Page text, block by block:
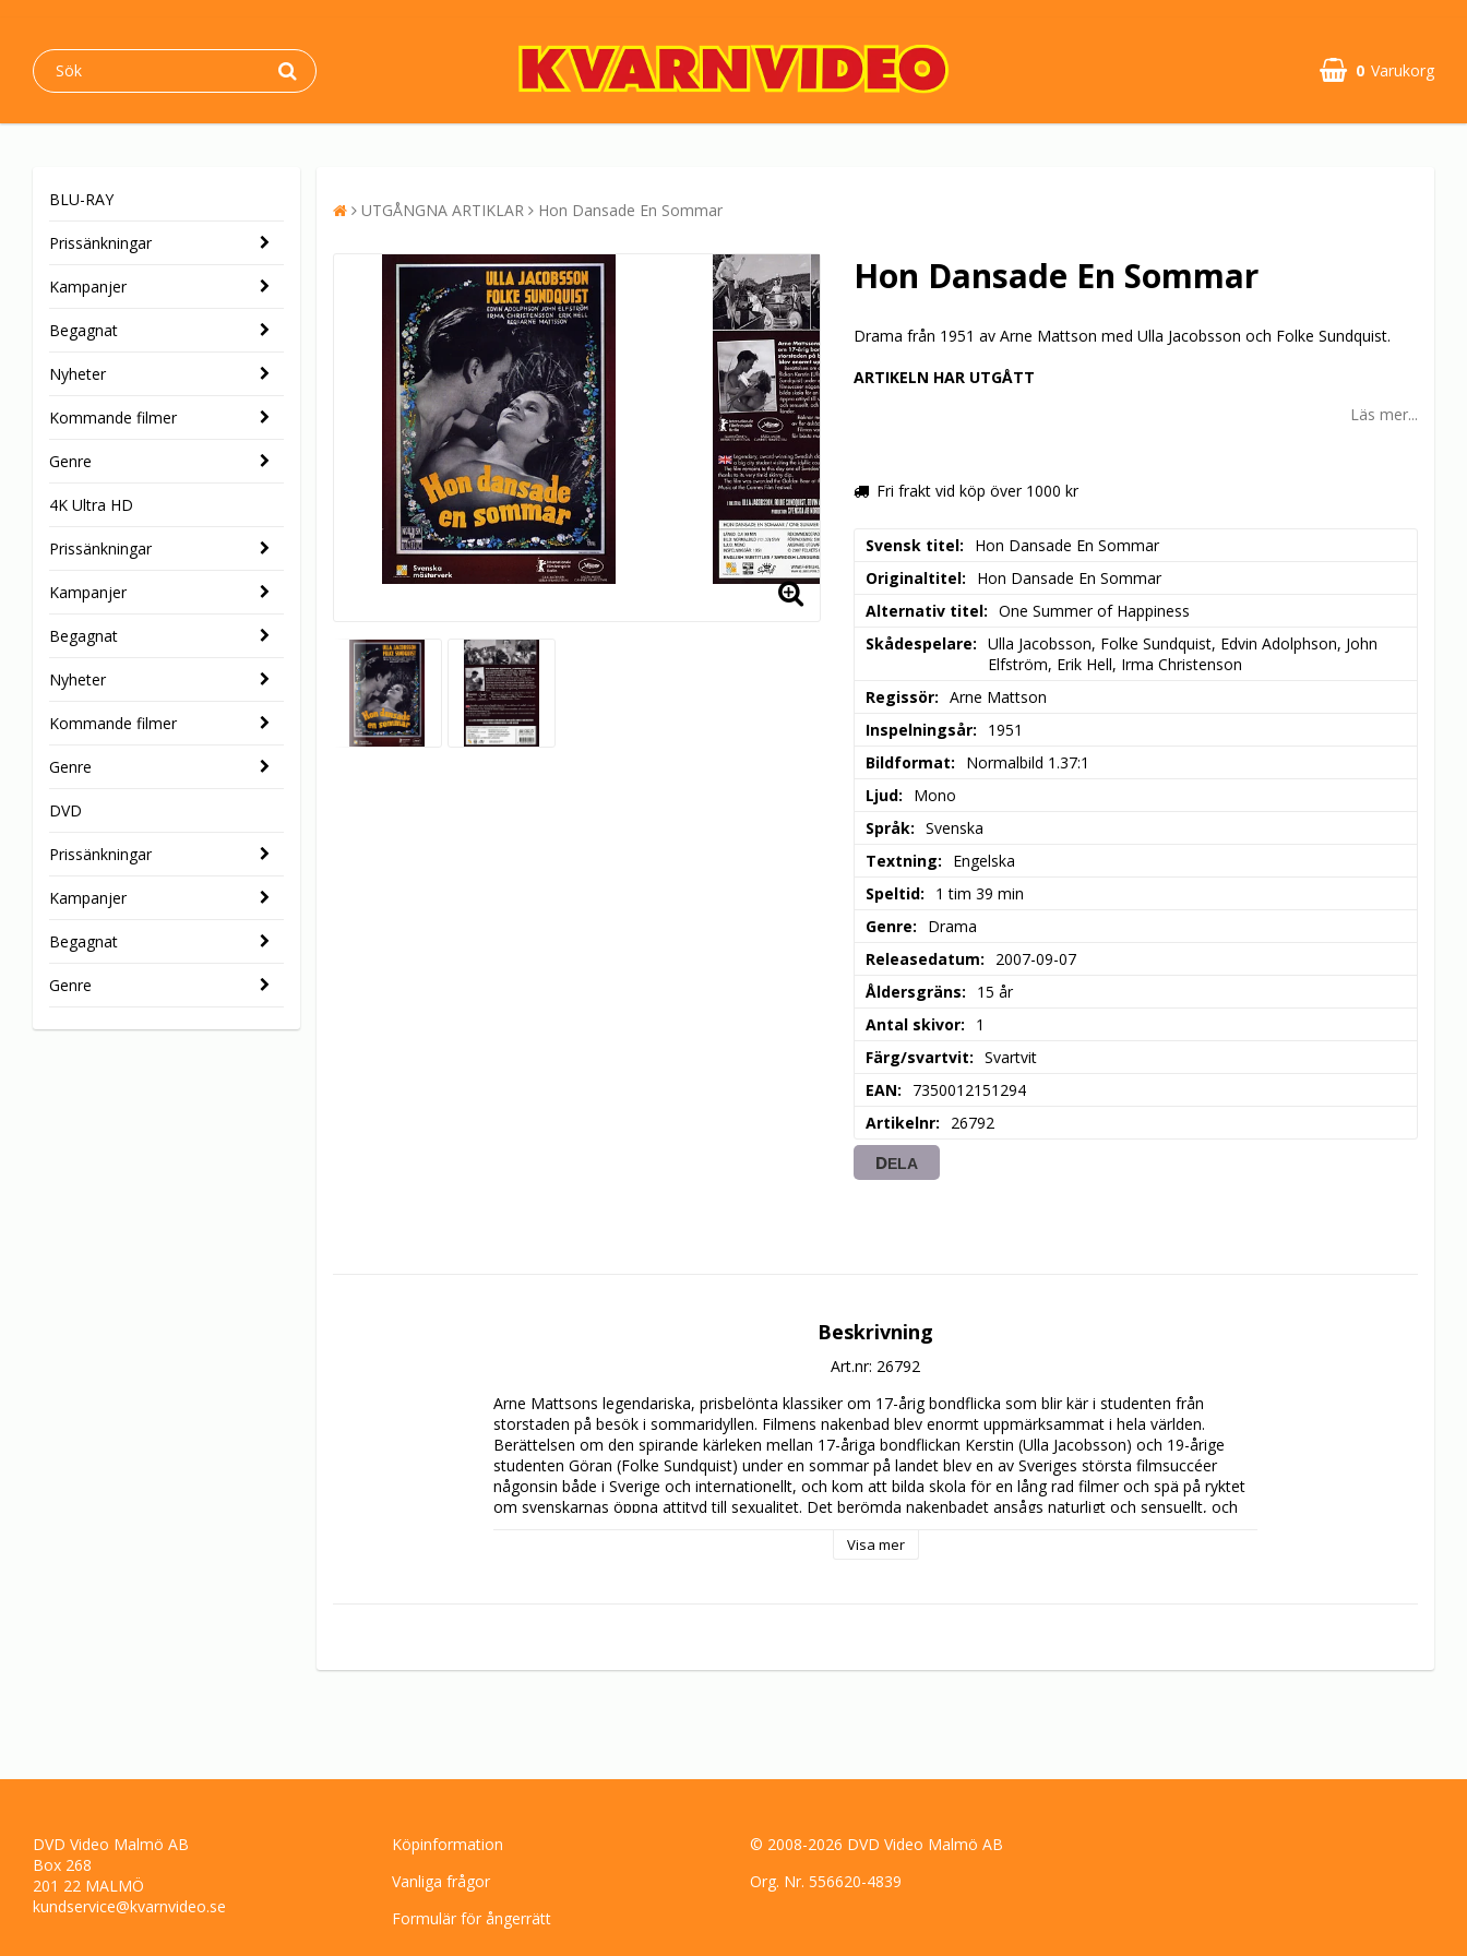
0 Varukorg
BLU-RAY
Prissänkningar
Kampanjer
Begagnat
Nyheter
Kommande filmer
Genre
4K Ultra HD
Prissänkningar
Kampanjer
Begagnat
Nyheter
Kommande filmer
Genre
DVD
Prissänkningar
Kampanjer
Begagnat
Genre
UTGÅNGNA ARTIKLAR Hon Dansade En Sommar
Hon Dansade En Sommar
Drama från 1951 av Arne Mattson med Ulla Jacobsson och Folke Sundquist.
ARTIKELN HAR UTGÅTT
Läs mer...
Fri frakt vid köp över 1000 kr
Svensk titel
Hon Dansade En Sommar
Originaltitel
Hon Dansade En Sommar
Alternativ titel
One Summer of Happiness
Skådespelare
Ulla Jacobsson, Folke Sundquist, Edvin Adolphson, John
Elfström, Erik Hell, Irma Christenson
Regissör
Arne Mattson
Inspelningsår
1951
Bildformat
Normalbild 1.37:1
Ljud
Mono
Språk
Svenska
Textning
Engelska
Speltid
1 tim 39 min
Genre
Drama
Releasedatum
2007-09-07
Åldersgräns
15 år
Antal skivor
1
Färg/svartvit
Svartvit
EAN
7350012151294
Artikelnr
26792
DELA
Beskrivning
Art.nr: 26792
Arne Mattsons legendariska, prisbelönta klassiker om 17-årig bondflicka som blir kär i studenten från
storstaden på besök i sommaridyllen. Filmens nakenbad blev enormt uppmärksammat i hela världen.
Berättelsen om den spirande kärleken mellan 17-åriga bondflickan Kerstin (Ulla Jacobsson) och 19-årige
studenten Göran (Folke Sundquist) under en sommar på landet blev en av Sveriges största filmsuccéer
någonsin både i Sverige och internationellt, och kom att bilda skola för en lång rad filmer och spä på ryktet
om svenskarnas öppna attityd till sexualitet. Det berömda nakenbadet ansågs naturligt och sensuellt, och
Räknar man in bio- och TV-visningar har filmen troligen setts av fler åskådare än någon annan svensk film.
Visa mer
DVD Video Malmö AB
Box 268
201 22 MALMÖ
kundservice@kvarnvideo.se
Köpinformation
Vanliga frågor
Formulär för ångerrätt
© 2008-2026 DVD Video Malmö AB
Org. Nr. 556620-4839